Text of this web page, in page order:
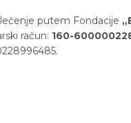
putem Fondacije
račun: 160-